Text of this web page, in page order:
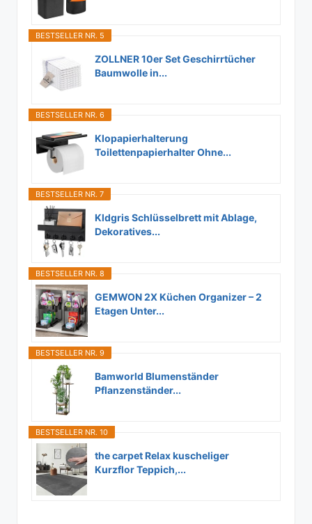
BESTSELLER NR. 5
ZOLLNER 10er Set Geschirrtücher
Baumwolle in...
BESTSELLER NR. 6
Klopapierhalterung
Toilettenpapierhalter Ohne...
BESTSELLER NR. 7
Kldgris Schlüsselbrett mit Ablage,
Dekoratives...
BESTSELLER NR. 8
GEMWON 2X Küchen Organizer – 2
Etagen Unter...
BESTSELLER NR. 9
Bamworld Blumenständer
Pflanzenständer...
BESTSELLER NR. 10
the carpet Relax kuscheliger
Kurzflor Teppich,...